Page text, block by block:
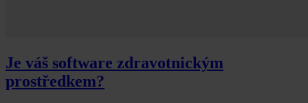
Je váš software zdravotnickým
prostředkem?